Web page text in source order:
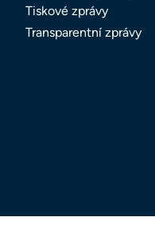
Tiskové zprávy
Transparentní zprávy